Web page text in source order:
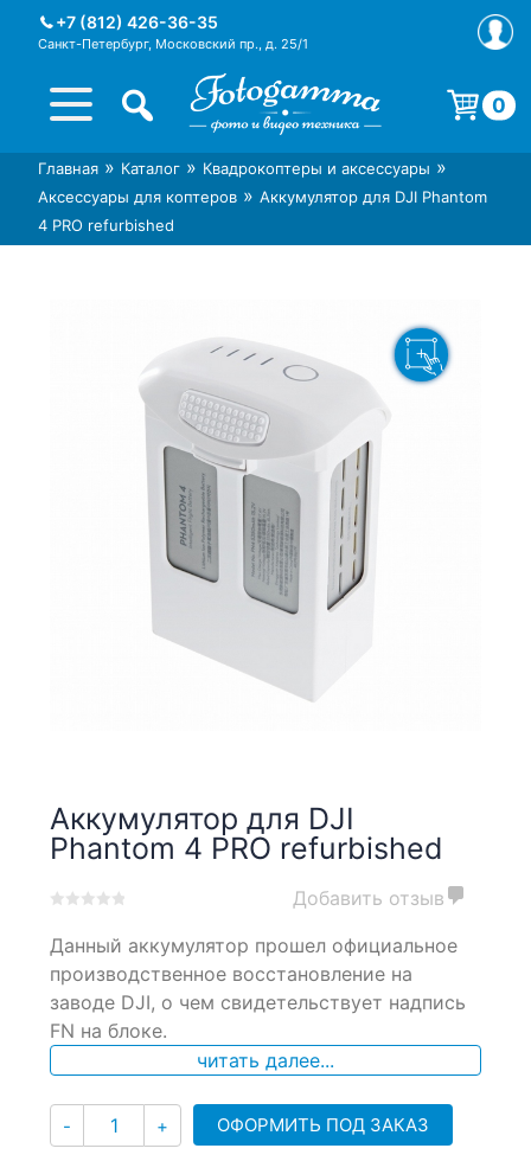
+7 (812) 426-36-35
Санкт-Петербург, Московский пр., д. 25/1
Интернет-магазин фототехники
Foto-Gamma в СПб
Магазин фотоаксессуаров foto-
gamma.ru
0
Корзина пуста.
Главная » Каталог » Квадрокоптеры и аксессуары »
Аксессуары для коптеров » Аккумулятор для DJI Phantom
4 PRO refurbished
Аккумулятор для DJI
Phantom 4 PRO refurbished
out
based
on
customer
ratings
Добавить отзыв
Данный аккумулятор прошел официальное
производственное восстановление на
заводе DJI, о чем свидетельствует надпись
FN на блоке.
читать далее...
- Количество
+ ОФОРМИТЬ ПОД ЗАКАЗ